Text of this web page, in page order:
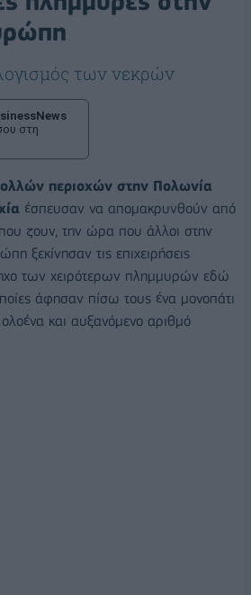
των νεκρών
στη
περιοχών στην Πολωνία
έσπευσαν να απομακρυνθούν από
που ζουν, την ώρα που άλλοι στην
ξεκίνησαν τις επιχειρήσεις
των χειρότερων πλημμυρών εδώ
άφησαν πίσω τους ένα μονοπάτι
και αυξανόμενο αριθμό